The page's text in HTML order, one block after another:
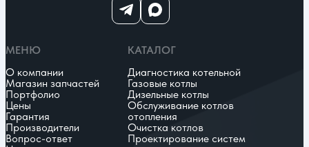
МЕНЮ
О компании
Магазин запчастей
Портфолио
Цены
Гарантия
Производители
Вопрос-ответ
КАТАЛОГ
Диагностика котельной
Газовые котлы
Дизельные котлы
Обслуживание котлов
отопления
Очистка котлов
Проектирование систем